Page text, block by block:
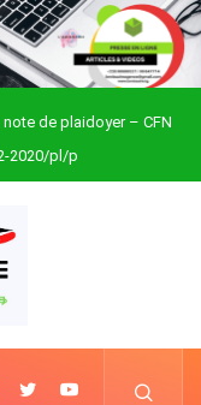
de plaidoyer – CFN
2020/pl/p